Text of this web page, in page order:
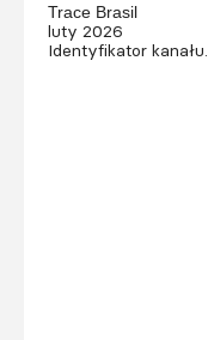
Trace Brasil
luty 2026
Identyfikator kanału.